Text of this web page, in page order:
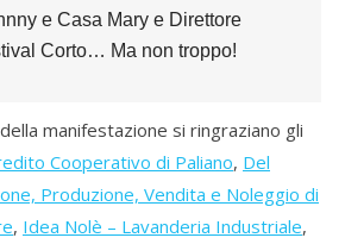
e Casa Mary e Direttore
Corto… Ma non troppo!
manifestazione si ringraziano gli
Cooperativo di Paliano, Del
Produzione, Vendita e Noleggio di
, Idea Nolè – Lavanderia Industriale,